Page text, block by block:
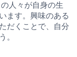
人々が自身の生
ます。興味のある
だくことで、自分
。